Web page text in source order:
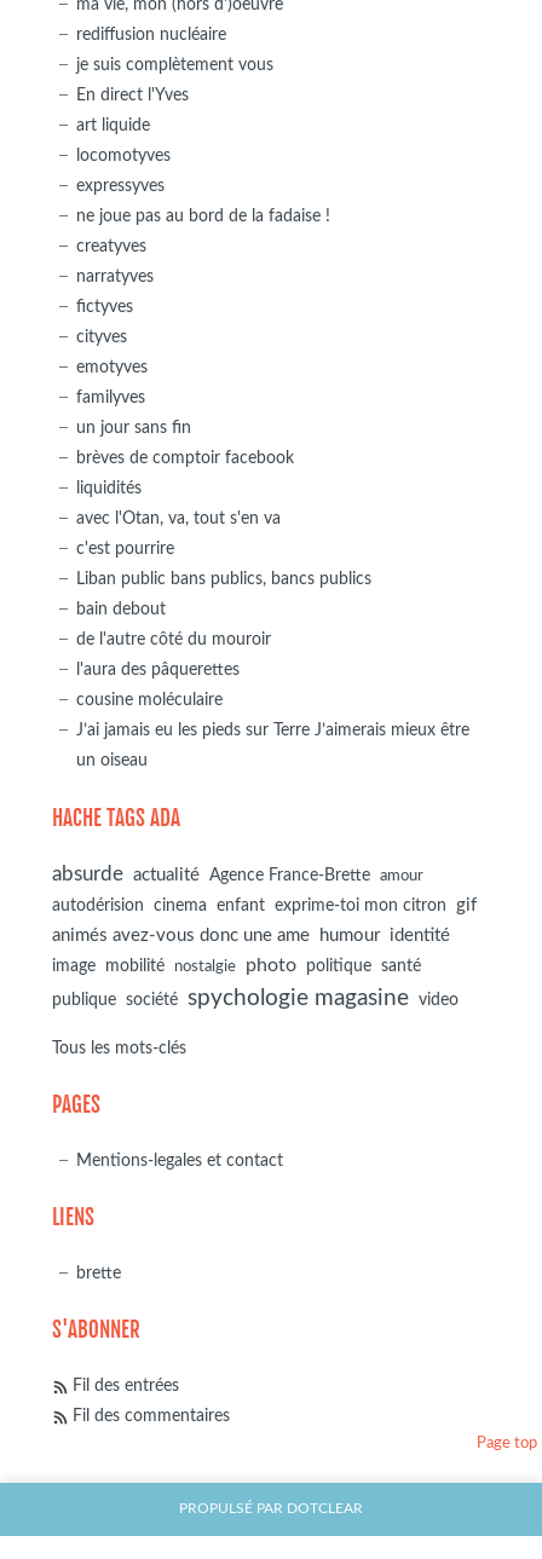
ma vie, mon (hors d')oeuvre
rediffusion nucléaire
je suis complètement vous
En direct l'Yves
art liquide
locomotyves
expressyves
ne joue pas au bord de la fadaise !
creatyves
narratyves
fictyves
cityves
emotyves
familyves
un jour sans fin
brèves de comptoir facebook
liquidités
avec l'Otan, va, tout s'en va
c'est pourrire
Liban public bans publics, bancs publics
bain debout
de l'autre côté du mouroir
l'aura des pâquerettes
cousine moléculaire
J’ai jamais eu les pieds sur Terre J’aimerais mieux être
un oiseau
HACHE TAGS ADA
absurde actualité Agence France-Brette amour
autodérision cinema enfant exprime-toi mon citron
gif
animés avez-vous donc une ame
humour identité
image mobilité nostalgie photo politique
santé
publique
société spychologie magasine video
Tous les mots-clés
PAGES
Mentions-legales et contact
LIENS
brette
S'ABONNER
Fil des entrées
Fil des commentaires
PROPULSÉ PAR DOTCLEAR
Page top